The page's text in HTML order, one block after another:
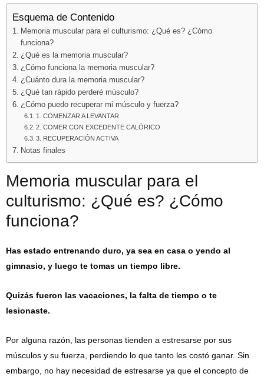
Esquema de Contenido
Memoria muscular para el culturismo: ¿Qué es? ¿Cómo
funciona?
¿Qué es la memoria muscular?
¿Cómo funciona la memoria muscular?
¿Cuánto dura la memoria muscular?
¿Qué tan rápido perderé músculo?
¿Cómo puedo recuperar mi músculo y fuerza?
1. COMENZAR A LEVANTAR
2. COMER CON EXCEDENTE CALÓRICO
3. RECUPERACIÓN ACTIVA
Notas finales
Memoria muscular para el
culturismo: ¿Qué es? ¿Cómo
funciona?
Has estado entrenando duro, ya sea en casa o yendo al
gimnasio, y luego te tomas un tiempo libre.
Quizás fueron las vacaciones, la falta de tiempo o te
lesionaste.
Por alguna razón, las personas tienden a estresarse por sus
músculos y su fuerza, perdiendo lo que tanto les costó ganar. Sin
embargo, no hay necesidad de estresarse ya que el concepto de